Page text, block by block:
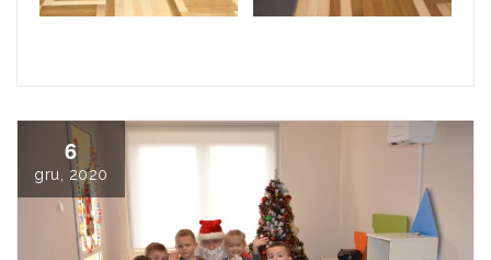
6
gru, 2020